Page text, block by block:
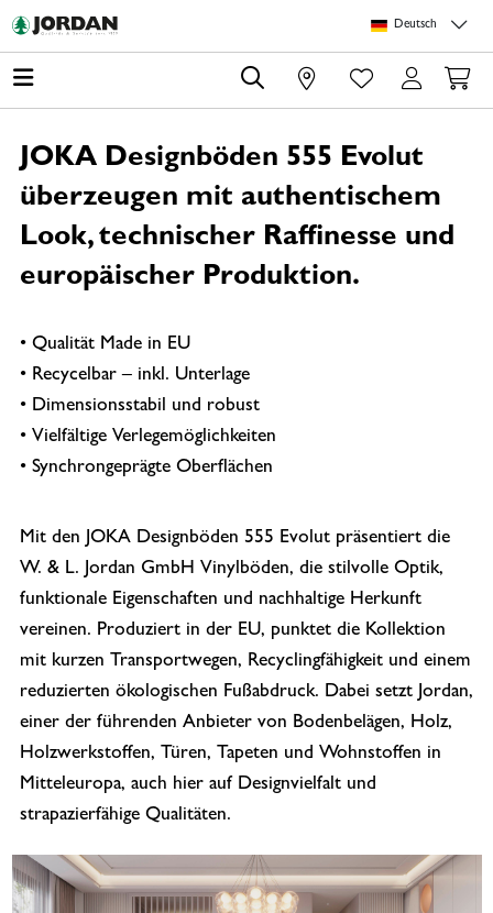
Deutsch
0
JOKA Designböden 555 Evolut
überzeugen mit authentischem
Look, technischer Raffinesse und
europäischer Produktion.
• Qualität Made in EU
• Recycelbar – inkl. Unterlage
• Dimensionsstabil und robust
• Vielfältige Verlegemöglichkeiten
• Synchrongeprägte Oberflächen
Mit den JOKA Designböden 555 Evolut präsentiert die
W. & L. Jordan GmbH Vinylböden, die stilvolle Optik,
funktionale Eigenschaften und nachhaltige Herkunft
vereinen. Produziert in der EU, punktet die Kollektion
mit kurzen Transportwegen, Recyclingfähigkeit und einem
reduzierten ökologischen Fußabdruck. Dabei setzt Jordan,
einer der führenden Anbieter von Bodenbelägen, Holz,
Holzwerkstoffen, Türen, Tapeten und Wohnstoffen in
Mitteleuropa, auch hier auf Designvielfalt und
strapazierfähige Qualitäten.